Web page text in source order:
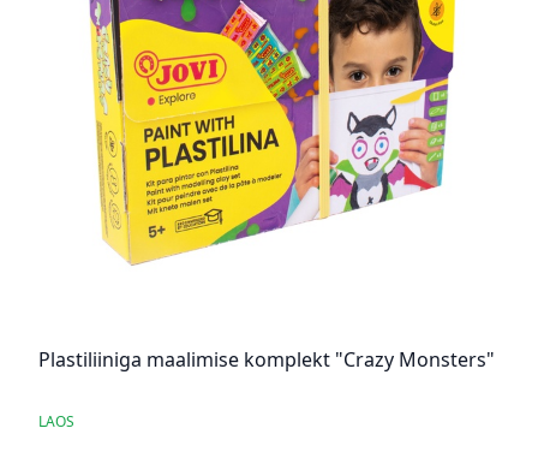
Plastiliiniga maalimise komplekt "Crazy Monsters"
LAOS